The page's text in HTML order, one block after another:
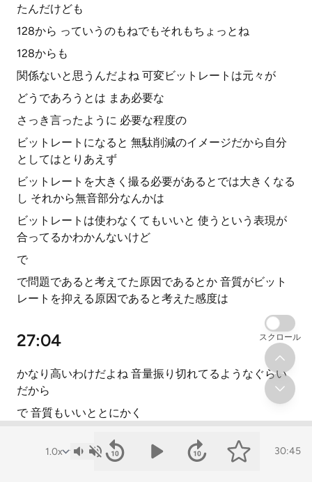
たんだけども
128から っていうのもねでもそれもちょっとね
128からも
関係ないと思うんだよね 可変ビットレートは元々が
どうであろうとは まあ必要な
さっき言ったように 必要な程度の
ビットレートになると 無駄削減のイメージだから自分
としてはとりあえず
ビットレートを大きく撮る必要があるとでは大きくなる
し それから無音部分なんかは
ビットレートは使わなくてもいいと 使うという表現が
合ってるかわかんないけど
で
で問題であると考えてた原因であるとか 音質がビット
レートを抑える原因であると考えた感度は
27:04
かなり高いわけだよね 音量振り切れてるようなぐらい
だから
で 音質もいいととにかく
多分いいだろうし 最初のさっき言った録音のやつね30:45
スクロール